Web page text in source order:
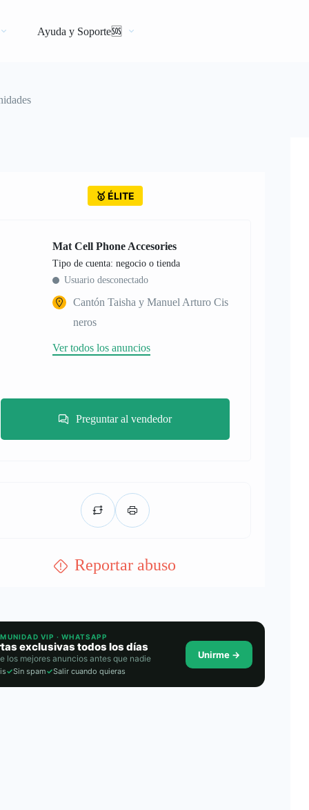
Ayuda y Soporte🆘
🥇 ÉLITE
Mat Cell Phone Accesories
tipo de cuenta: negocio o tienda
Usuario desconectado
Cantón Taisha y Manuel Arturo Cis
neros
Ver todos los anuncios
Preguntar al vendedor
Reportar abuso
VIP · WHATSAPP
exclusivas todos los días
los mejores anuncios antes que nadie
✓Sin spam✓Salir cuando quieras
Unirme →